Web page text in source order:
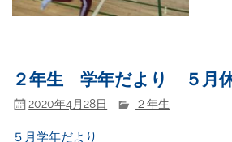
２年生 学年だより ５月
2020年4月28日 ２年生
５月学年だより